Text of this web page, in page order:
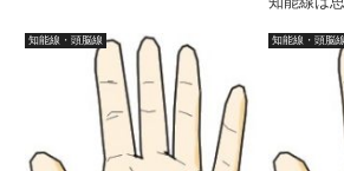
至る場合、特にスキルや才能が開
花し、それが金運や経済的成功に
結びつくことを示唆していま
す。この
の性格や
では、知
説を行い
知能線・頭脳線 知能線・頭脳線